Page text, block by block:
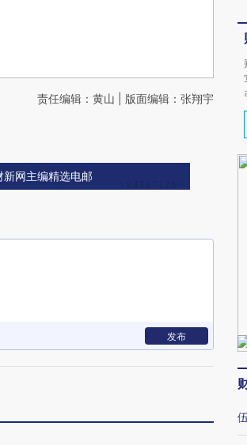
责任编辑：黄山 | 版面编辑：张翔宇
新网主编精选电邮
发布